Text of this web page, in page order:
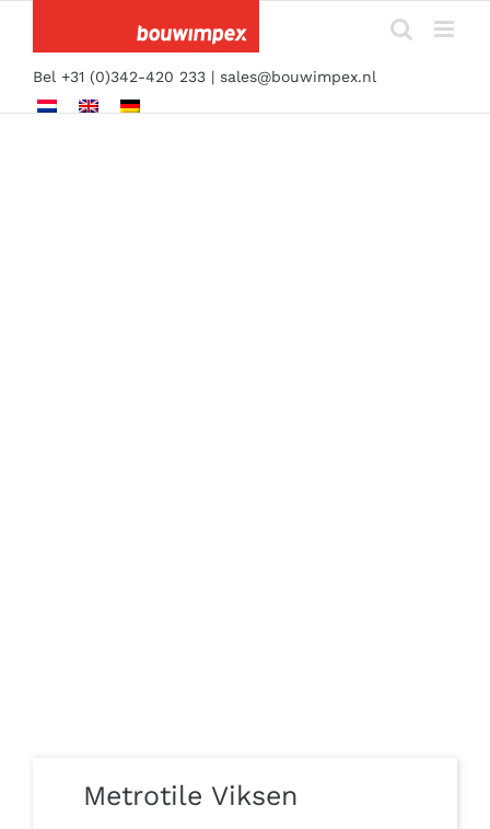
inhoud
Bel +31 (0)342-420 233 | sales@bouwimpex.nl
Metrotile Viksen